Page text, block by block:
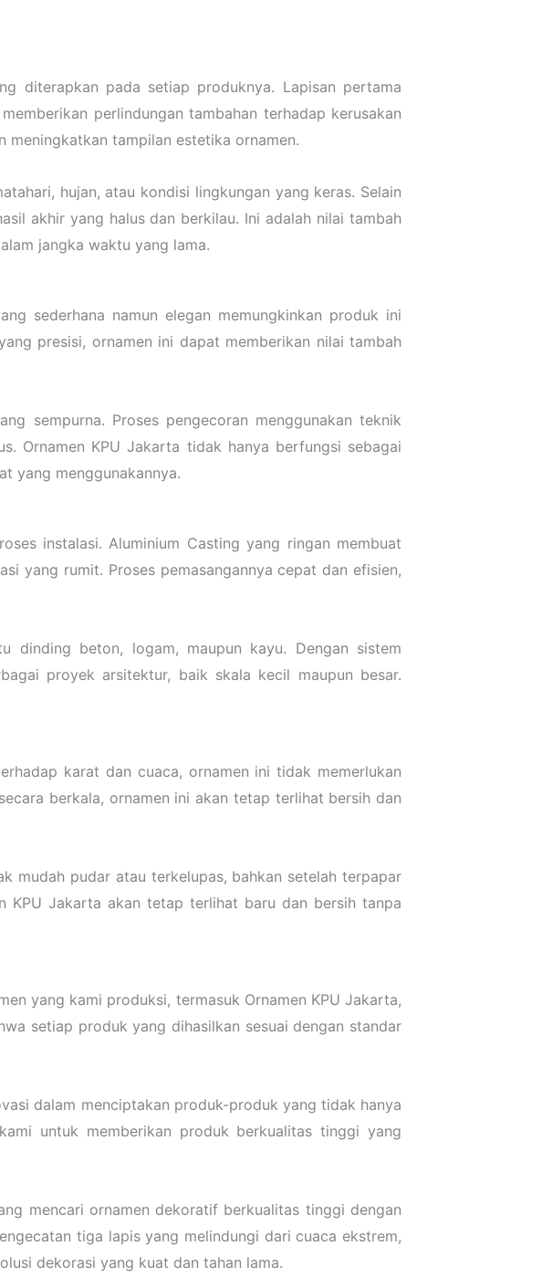
diterapkan pada setiap produknya. Lapisan pertama
perlindungan tambahan terhadap kerusakan
meningkatkan tampilan estetika ornamen.
hujan, atau kondisi lingkungan yang keras. Selain
akhir yang halus dan berkilau. Ini adalah nilai tambah
jangka waktu yang lama.
sederhana namun elegan memungkinkan produk ini
presisi, ornamen ini dapat memberikan nilai tambah
sempurna. Proses pengecoran menggunakan teknik
Ornamen KPU Jakarta tidak hanya berfungsi sebagai
yang menggunakannya.
instalasi. Aluminium Casting yang ringan membuat
yang rumit. Proses pemasangannya cepat dan efisien,
dinding beton, logam, maupun kayu. Dengan sistem
proyek arsitektur, baik skala kecil maupun besar.
karat dan cuaca, ornamen ini tidak memerlukan
berkala, ornamen ini akan tetap terlihat bersih dan
mudah pudar atau terkelupas, bahkan setelah terpapar
KPU Jakarta akan tetap terlihat baru dan bersih tanpa
yang kami produksi, termasuk Ornamen KPU Jakarta,
setiap produk yang dihasilkan sesuai dengan standar
dalam menciptakan produk-produk yang tidak hanya
untuk memberikan produk berkualitas tinggi yang
mencari ornamen dekoratif berkualitas tinggi dengan
tiga lapis yang melindungi dari cuaca ekstrem,
dekorasi yang kuat dan tahan lama.